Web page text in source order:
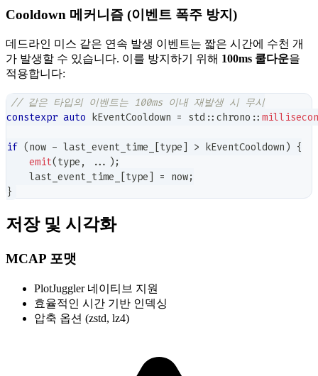
Cooldown 메커니즘 (이벤트 폭주 방지)
데드라인 미스 같은 연속 발생 이벤트는 짧은 시간에 수천 개
가 발생할 수 있습니다. 이를 방지하기 위해 100ms 쿨다운을
적용합니다:
// 같은 타입의 이벤트는 100ms 이내 재발생 시 무시
constexpr auto kEventCooldown = std :: chrono ::
if (now - last_event_time_ [type] > kEventCooldown ) {
emit(type , ... ) ;
    last_event_time_
[type] = now;
}
저장 및 시각화
MCAP 포맷
PlotJuggler 네이티브 지원
효율적인 시간 기반 인덱싱
압축 옵션 (zstd, lz4)